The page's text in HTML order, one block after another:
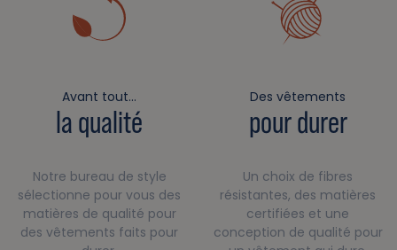
Avant tout…
la qualité
Notre bureau de style
sélectionne pour vous des
matières de qualité pour
des vêtements faits pour
Des vêtements
pour durer
Un choix de fibres
résistantes, des matières
certifiées et une
conception de qualité pour